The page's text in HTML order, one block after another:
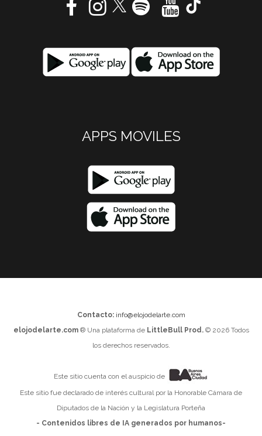
APPS MOVILES
Contacto: info@elojodelarte.com
elojodelarte.com® Una plataforma de LittleBull Prod.© 2026 Todos
los derechos reservados.
Este sitio cuenta con el auspicio de
Este sitio fue declarado de interés cultural por la Honorable Cámara de
Diputados de la Nación y la Legislatura Porteña
- Contenidos libres de IA generados por humanos-